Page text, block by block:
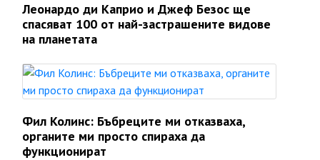
Леонардо ди Каприо и Джеф Безос ще
спасяват 100 от най-застрашените видове
на планетата
Фил Колинс: Бъбреците ми отказваха,
органите ми просто спираха да
функционират